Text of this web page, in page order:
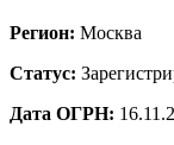
Регион: Москва
Статус:
Дата ОГРН: